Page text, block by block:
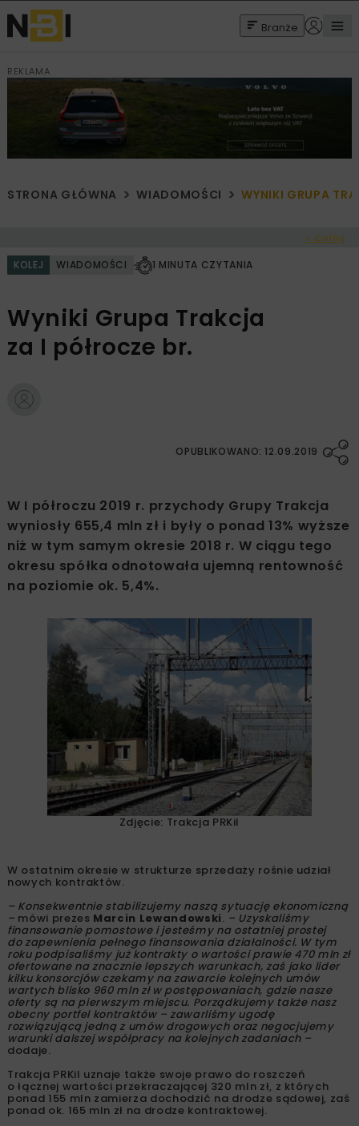
Branże
REKLAMA
STRONA GŁÓWNA WIADOMOŚCI WYNIKI GRUPA
< Cofnij
KOLEJ WIADOMOŚCI 1 MINUTA CZYTANIA
Wyniki Grupa Trakcja
za I półrocze br.
OPUBLIKOWANO: 12.09.2019
W I półroczu 2019 r. przychody Grupy Trakcja
wyniosły 655,4 mln zł i były o ponad 13% wyższe
niż w tym samym okresie 2018 r. W ciągu tego
okresu spółka odnotowała ujemną rentowność
na poziomie ok. 5,4%.
Zdjęcie: Trakcja PRKiI
W ostatnim okresie w strukturze sprzedaży rośnie udział
nowych kontraktów.
– Konsekwentnie stabilizujemy naszą sytuację ekonomiczną
– mówi prezes Marcin Lewandowski. – Uzyskaliśmy
finansowanie pomostowe i jesteśmy na ostatniej prostej
do zapewnienia pełnego finansowania działalności. W tym
roku podpisaliśmy już kontrakty o wartości prawie 470 mln zł
ofertowane na znacznie lepszych warunkach, zaś jako lider
kilku konsorcjów czekamy na zawarcie kolejnych umów
wartych blisko 960 mln zł w postępowaniach, gdzie nasze
oferty są na pierwszym miejscu. Porządkujemy także nasz
obecny portfel kontraktów – zawarliśmy ugodę
rozwiązującą jedną z umów drogowych oraz negocjujemy
warunki dalszej współpracy na kolejnych zadaniach –
dodaje.
Trakcja PRKiI uznaje także swoje prawo do roszczeń
o łącznej wartości przekraczającej 320 mln zł, z których
ponad 155 mln zamierza dochodzić na drodze sądowej, zaś
ponad ok. 165 mln zł na drodze kontraktowej.